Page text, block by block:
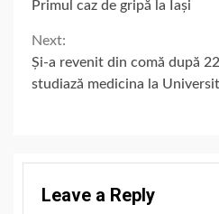
Reading
Primul caz de gripă la Iași
Next:
Și-a revenit din comă după
studiază medicina la
Leave a Reply